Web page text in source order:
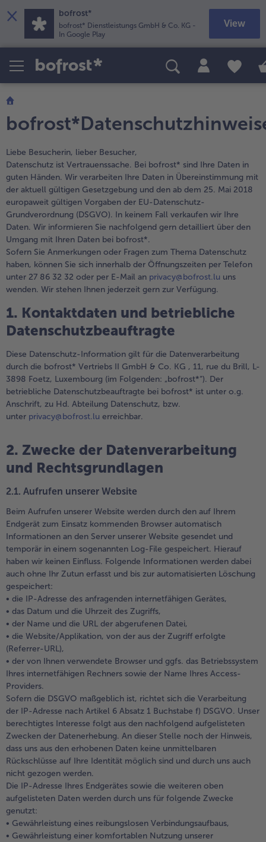
Produkte
Pizza
alle Kartoffelprodukte
Beilagen
Suppeneinlagen
alle Suppeneinlagen
alle Brot & Brötchen
Snacks
alle Snacks
Süßspeisen
alle Süßspeisen
Obst
alle Obst
Wein & Spirituosen
alle Wein & Spirituosen
Küchenutensilien
alle Kuchen & Torten
Themenwelten
Sommer & Grillen
alle Neuheiten
Nur für kurze Zeit
Angebote
alle Angebote
alle Frisch
Länderküche
alle Länderküche
Kids-Produkte
alle Kids-Produkte
Vegetarisch
alle Vegetarisch
BIO
alle BIO
bofrost*free
alle High Protein
bofrost*plus.
alle Pflanzliche Alternativprodukte
Heißluftfritteuse
alle Heißluftfritteuse
- 5 € beim Kauf von 7 Schlemmermenüs nach
Rezepte
Feines mit Fleisch
alle Süßes und Desserts
Liebe Besucherin, lieber Besucher,
Datenschutz ist Vertrauenssache. Bei bofrost* sind Ihre Daten in
guten Händen. Wir verarbeiten Ihre Daten in Übereinstimmung mit
der aktuell gültigen Gesetzgebung und den ab dem 25. Mai 2018
europaweit gültigen Vorgaben der EU-Datenschutz-
Grundverordnung (DSGVO). In keinem Fall verkaufen wir Ihre
Daten. Wir informieren Sie nachfolgend gern detailliert über den
Umgang mit Ihren Daten bei bofrost*.
Sofern Sie Anmerkungen oder Fragen zum Thema Datenschutz
haben, können Sie sich innerhalb der Öffnungszeiten per Telefon
unter 27 86 32 32 oder per E-Mail an privacy@bofrost.lu uns
wenden. Wir stehen Ihnen jederzeit gern zur Verfügung.
1. Kontaktdaten und betriebliche
Datenschutzbeauftragte
Diese Datenschutz-Information gilt für die Datenverarbeitung
durch die bofrost* Vertriebs II GmbH & Co. KG , 11, rue du Brill, L-
3898 Foetz, Luxembourg (im Folgenden: „bofrost*“). Der
betriebliche Datenschutzbeauftragte bei bofrost* ist unter o.g.
Anschrift, zu Hd. Abteilung Datenschutz, bzw.
unter privacy@bofrost.lu erreichbar.
2. Zwecke der Datenverarbeitung
und Rechtsgrundlagen
2.1. Aufrufen unserer Website
Beim Aufrufen unserer Website werden durch den auf Ihrem
Endgerät zum Einsatz kommenden Browser automatisch
Informationen an den Server unserer Website gesendet und
temporär in einem sogenannten Log-File gespeichert. Hierauf
haben wir keinen Einfluss. Folgende Informationen werden dabei
auch ohne Ihr Zutun erfasst und bis zur automatisierten Löschung
gespeichert:
• die IP-Adresse des anfragenden internetfähigen Gerätes,
• das Datum und die Uhrzeit des Zugriffs,
• der Name und die URL der abgerufenen Datei,
• die Website/Applikation, von der aus der Zugriff erfolgte
(Referrer-URL),
• der von Ihnen verwendete Browser und ggfs. das Betriebssystem
Ihres internetfähigen Rechners sowie der Name Ihres Access-
Providers.
Sofern die DSGVO maßgeblich ist, richtet sich die Verarbeitung
der IP-Adresse nach Artikel 6 Absatz 1 Buchstabe f) DSGVO. Unser
berechtigtes Interesse folgt aus den nachfolgend aufgelisteten
Zwecken der Datenerhebung. An dieser Stelle noch der Hinweis,
dass uns aus den erhobenen Daten keine unmittelbaren
Rückschlüsse auf Ihre Identität möglich sind und durch uns auch
nicht gezogen werden.
Die IP-Adresse Ihres Endgerätes sowie die weiteren oben
aufgelisteten Daten werden durch uns für folgende Zwecke
genutzt:
• Gewährleistung eines reibungslosen Verbindungsaufbaus,
• Gewährleistung einer komfortablen Nutzung unserer
× bofrost*
bofrost* Dienstleistungs GmbH & Co. KG -
In Google Play
View